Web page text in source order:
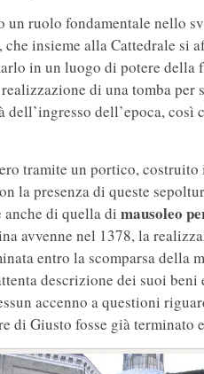
un ruolo fondamentale nello
che insieme alla Cattedrale si
in un luogo di potere
di una tomba per
dell’epoca, così
tramite un portico, costruito
la presenza di queste
di quella di mausoleo
avvenne nel 1378, la
entro la scomparsa della
descrizione dei suoi
accenno a questioni
di Giusto fosse già terminato